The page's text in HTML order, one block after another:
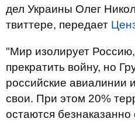
дел Украины Олег
твиттере, передает
"Мир изолирует
прекратить войну, но
российские авиалинии
свои. При этом 20%
остаются